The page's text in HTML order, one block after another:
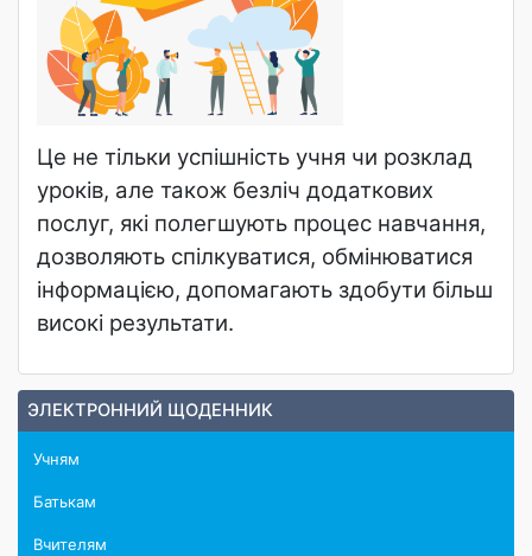
ЭЛЕКТРОННИЙ ЩОДЕННИК
Учням
Батькам
Вчителям
Це не тільки успішність учня чи розклад
уроків, але також безліч додаткових
послуг, які полегшують процес навчання,
дозволяють спілкуватися, обмінюватися
інформацією, допомагають здобути більш
високі результати.